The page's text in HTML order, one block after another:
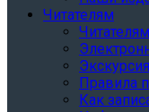
Читателям
Читателям
Правила
Как